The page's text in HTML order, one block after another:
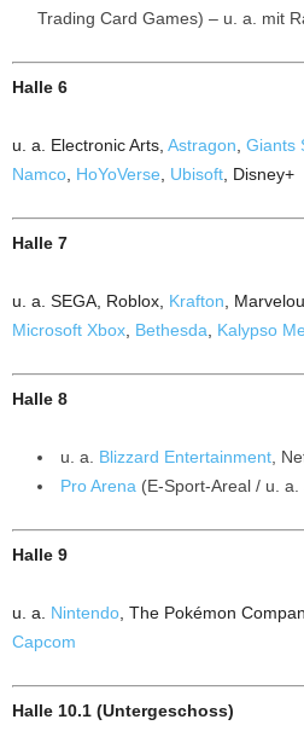
Trading Card Games) – u. a. mit
Halle 6
u. a. Electronic Arts, Astragon Giants
Namco HoYoVerse Ubisoft , Disney+
Halle 7
u. a. SEGA, Roblox, Krafton ,
Microsoft Xbox Bethesda Kalypso
Halle 8
u. a. Blizzard Entertainment ,
Pro Arena (E-Sport-Areal / u. a.
Halle 9
u. a. Nintendo , The Pokémon
Capcom
Halle 10.1 (Untergeschoss)